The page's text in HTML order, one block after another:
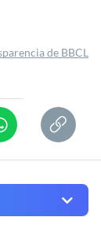
de BBCL